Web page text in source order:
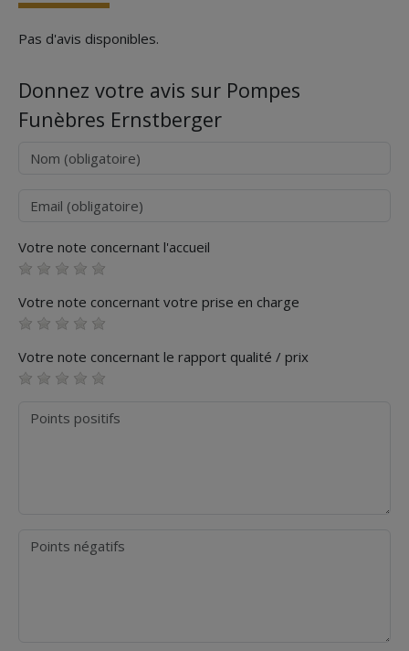
Pas d'avis disponibles.
Donnez votre avis sur Pompes
Funèbres Ernstberger
Nom
Courriel
Votre note concernant l'accueil
Votre note concernant votre prise en charge
Votre note concernant le rapport qualité / prix
Points positifs
Points négatifs